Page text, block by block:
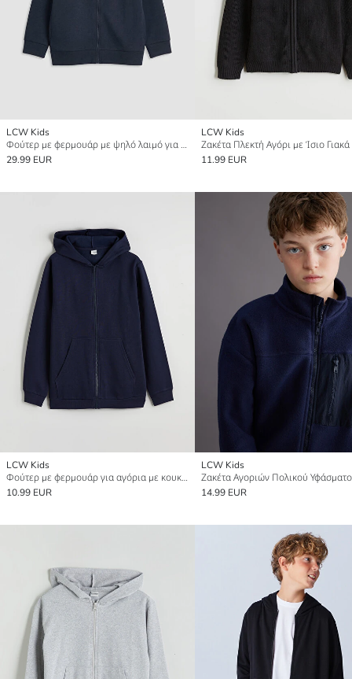
LCW Kids
Φούτερ με φερμουάρ με ψηλό λαιμό για αγόρια
29.99 EUR
LCW Kids
Ζακέτα Πλεκτή Αγόρι με Ίσιο Γιακά
11.99 EUR
LCW Kids
Φούτερ με φερμουάρ για αγόρια με κουκούλα και παχύ ύφασμα
10.99 EUR
LCW Kids
14.99 EUR